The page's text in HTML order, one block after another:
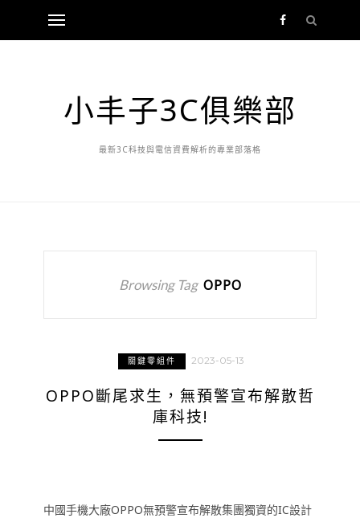
小丰子3C俱樂部
最新3C科技與電信資費解析的專業部落格
Browsing Tag OPPO
關鍵零組件 2023-05-13
OPPO斷尾求生，無預警宣布解散哲
庫科技!
中國手機大廠OPPO無預警宣布解散集團獨資的IC設計